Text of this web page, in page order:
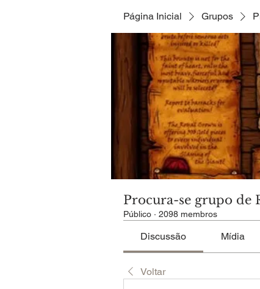
Página Inicial Grupos
Procura-se grupo de
Público · 2098 membros
Discussão Mídia
Voltar